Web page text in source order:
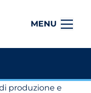
MENU
produzione e